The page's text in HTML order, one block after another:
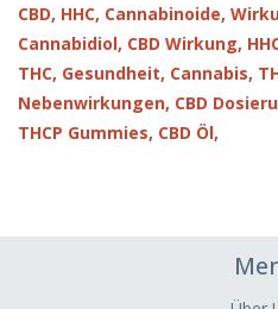
CBD, HHC, Cannabinoide,
Cannabidiol, CBD Wirkung,
THC, Gesundheit, Cannabis,
Nebenwirkungen, CBD
THCP Gummies, CBD Öl,